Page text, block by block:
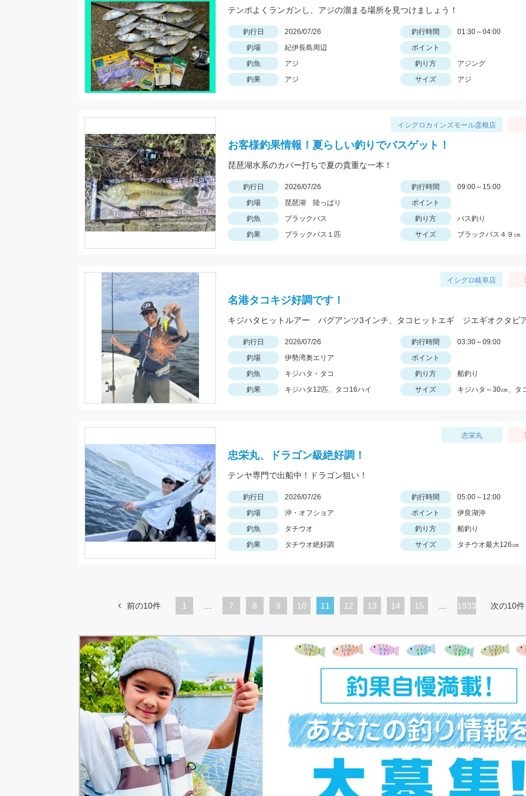
テンポよくランガンし、アジの溜まる場所を見つけましょう！
釣行日 2026/07/26 釣行時間
01:30～04:00
釣場
紀伊長島周辺
ポイント
釣魚
アジ 釣り方
アジング
釣果
アジ サイズ アジ
イシグロカインズモール彦根店
お客様釣果情報！夏らしい釣りでバスゲット！
琵琶湖水系のカバー打ちで夏の貴重な一本！
釣行日 2026/07/26 釣行時間
09:00～15:00
釣場
琵琶湖 陸っぱり
ポイント
釣魚
ブラックバス 釣り方
バス釣り
釣果
ブラックバス１匹 サイズ ブラックバス４９㎝
イシグロ岐阜店
名港タコキジ好調です！
キジハタヒットルアー バグアンツ3インチ、タコヒットエギ ジエギオクタビ
釣行日 2026/07/26 釣行時間
03:30～09:00
釣場
伊勢湾奥エリア
ポイント
釣魚
キジハタ・タコ 釣り方
船釣り
釣果
キジハタ12匹、タコ16ハイ サイズ キジハタ～30㎝、タ
忠栄丸
忠栄丸、ドラゴン級絶好調！
テンヤ専門で出船中！ドラゴン狙い！
釣行日 2026/07/26 釣行時間
05:00～12:00
釣場
沖・オフショア ポイント
伊良湖沖
釣魚
タチウオ 釣り方
船釣り
釣果
タチウオ絶好調 サイズ タチウオ最大126㎝
前の10件 1
ペ
ジ
7
ペ
ジ
8
ペ
9
ペ
10
カ
ト
ジ
11
ペ
12
ペ
13
ペ
14
ペ
15 1933 次の10件